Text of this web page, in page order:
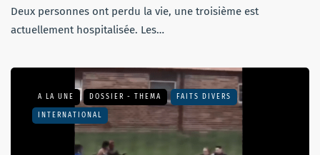
Deux personnes ont perdu la vie, une troisième est
actuellement hospitalisée. Les…
A LA UNE DOSSIER - THEMA FAITS DIVERS
INTERNATIONAL